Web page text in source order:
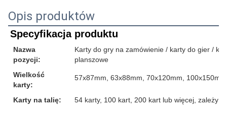
Opis produktów
Specyfikacja produktu
Nazwa
pozycji:
Karty do gry na zamówienie / karty do gier /
planszowe
Wielkość
karty:
57x87mm, 63x88mm, 70x120mm,
Karty na talię: 54 karty, 100 kart, 200 kart lub więcej, zależy